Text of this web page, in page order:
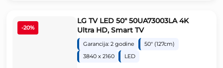
-20%
LG TV LED 50″ 50UA73003LA 4K
Ultra HD, Smart TV
Garancija: 2 godine
50" (127cm)
3840 x 2160
LED